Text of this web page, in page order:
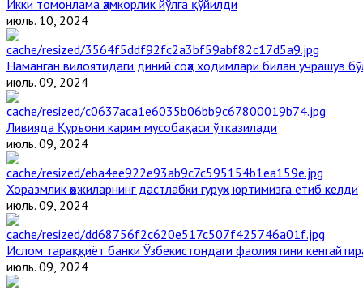
Икки томонлама ҳамкорлик йўлга қўйилди
июль. 10, 2024
Наманган вилоятидаги диний соҳа ходимлари билан учрашув
июль. 09, 2024
Ливияда Қуръони карим мусобақаси ўтказилади
июль. 09, 2024
Хоразмлик ҳожиларнинг дастлабки гуруҳи юртимизга етиб келди
июль. 09, 2024
Ислом тараққиёт банки Ўзбекистондаги фаолиятини
июль. 09, 2024